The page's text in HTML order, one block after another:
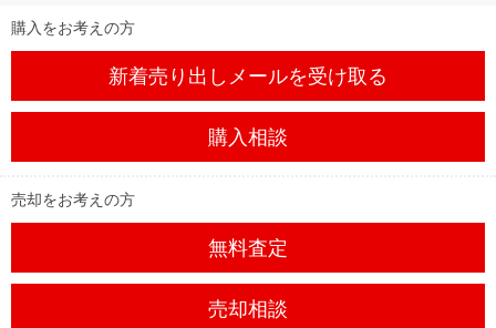
購入をお考えの方
新着売り出しメールを受け取る
購入相談
売却をお考えの方
無料査定
売却相談